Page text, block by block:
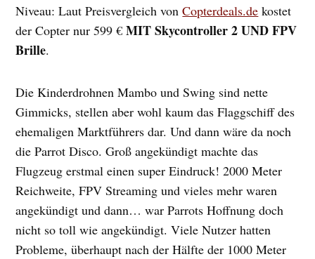
Niveau: Laut Preisvergleich vonCopterdeals.de kostet
der Copter nur 599 €MIT Skycontroller 2 UND FPV
Brille.
Die Kinderdrohnen Mambo und Swing sind nette
Gimmicks, stellen aber wohl kaum das Flaggschiff des
ehemaligen Marktführers dar. Und dann wäre da noch
die Parrot Disco. Groß angekündigt machte das
Flugzeug erstmal einen super Eindruck! 2000 Meter
Reichweite, FPV Streaming und vieles mehr waren
angekündigt und dann… war Parrots Hoffnung doch
nicht so toll wie angekündigt. Viele Nutzer hatten
Probleme, überhaupt nach der Hälfte der 1000 Meter